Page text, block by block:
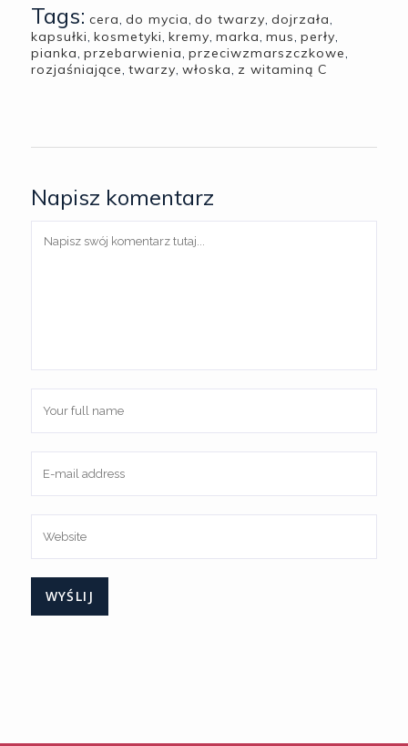
Tags: cera, do mycia, do twarzy, dojrzała,
kapsułki, kosmetyki, kremy, marka, mus, perły,
pianka, przebarwienia, przeciwzmarszczkowe,
rozjaśniające, twarzy, włoska, z witaminą C
Napisz komentarz